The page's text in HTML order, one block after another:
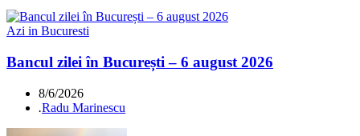
Azi in Bucuresti
Bancul zilei în București – 6 august 2026
8/6/2026
.Radu Marinescu